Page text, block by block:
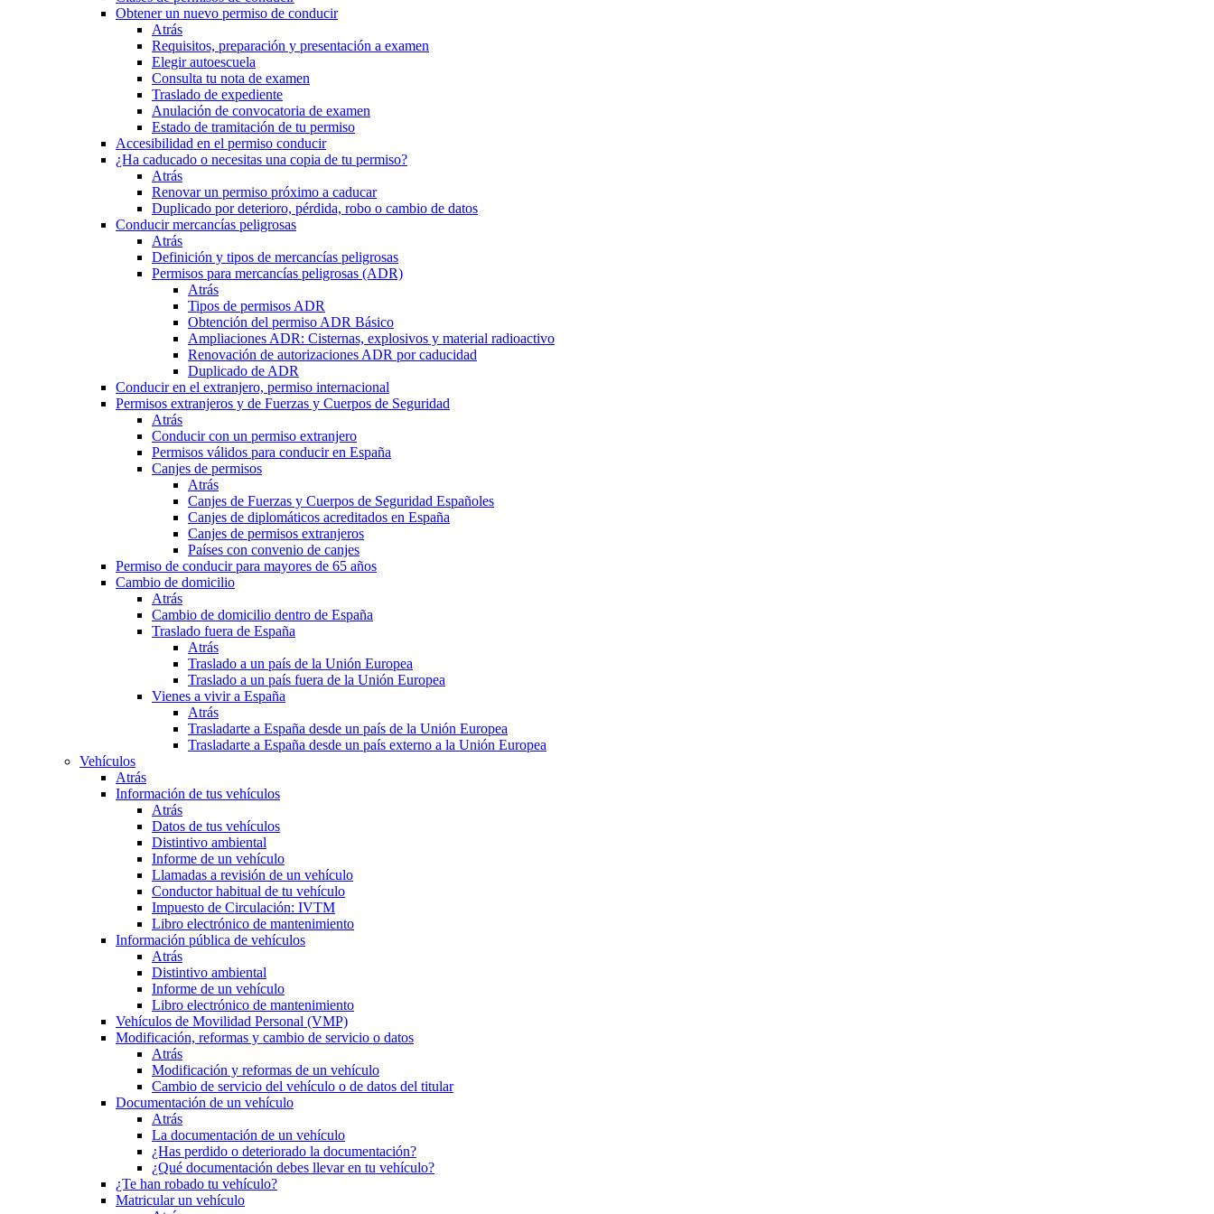
Obtener un nuevo permiso de conducir
Atrás
Requisitos, preparación y presentación a examen
Elegir autoescuela
Consulta tu nota de examen
Traslado de expediente
Anulación de convocatoria de examen
Estado de tramitación de tu permiso
Accesibilidad en el permiso conducir
¿Ha caducado o necesitas una copia de tu permiso?
Atrás
Renovar un permiso próximo a caducar
Duplicado por deterioro, pérdida, robo o cambio de datos
Conducir mercancías peligrosas
Atrás
Definición y tipos de mercancías peligrosas
Permisos para mercancías peligrosas (ADR)
Atrás
Tipos de permisos ADR
Obtención del permiso ADR Básico
Ampliaciones ADR: Cisternas, explosivos y material radioactivo
Renovación de autorizaciones ADR por caducidad
Duplicado de ADR
Conducir en el extranjero, permiso internacional
Permisos extranjeros y de Fuerzas y Cuerpos de Seguridad
Atrás
Conducir con un permiso extranjero
Permisos válidos para conducir en España
Canjes de permisos
Atrás
Canjes de Fuerzas y Cuerpos de Seguridad Españoles
Canjes de diplomáticos acreditados en España
Canjes de permisos extranjeros
Países con convenio de canjes
Permiso de conducir para mayores de 65 años
Cambio de domicilio
Atrás
Cambio de domicilio dentro de España
Traslado fuera de España
Atrás
Traslado a un país de la Unión Europea
Traslado a un país fuera de la Unión Europea
Vienes a vivir a España
Atrás
Trasladarte a España desde un país de la Unión Europea
Trasladarte a España desde un país externo a la Unión Europea
Vehículos
Atrás
Información de tus vehículos
Atrás
Datos de tus vehículos
Distintivo ambiental
Informe de un vehículo
Llamadas a revisión de un vehículo
Conductor habitual de tu vehículo
Impuesto de Circulación: IVTM
Libro electrónico de mantenimiento
Información pública de vehículos
Atrás
Distintivo ambiental
Informe de un vehículo
Libro electrónico de mantenimiento
Vehículos de Movilidad Personal (VMP)
Modificación, reformas y cambio de servicio o datos
Atrás
Modificación y reformas de un vehículo
Cambio de servicio del vehículo o de datos del titular
Documentación de un vehículo
Atrás
La documentación de un vehículo
¿Has perdido o deteriorado la documentación?
¿Qué documentación debes llevar en tu vehículo?
¿Te han robado tu vehículo?
Matricular un vehículo